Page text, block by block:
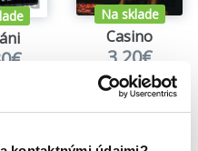
Na sklade
Casino
3,20€